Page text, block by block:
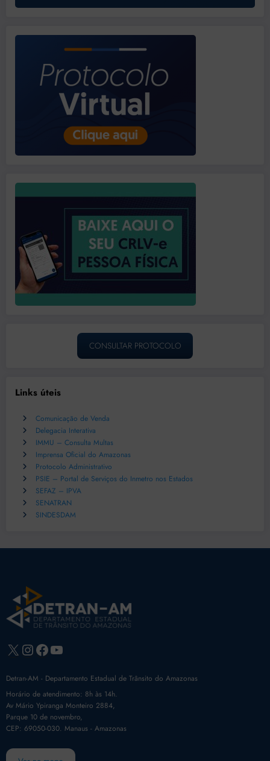
CONSULTAR PROTOCOLO
Links úteis
Comunicação de Venda
Delegacia Interativa
IMMU – Consulta Multas
Imprensa Oficial do Amazonas
Protocolo Administrativo
PSIE – Portal de Serviços do Inmetro nos Estados
SEFAZ – IPVA
SENATRAN
SINDESDAM
X Instagram
Facebook
Youtube
Detran-AM - Departamento Estadual de Trânsito do Amazonas
Horário de atendimento: 8h às 14h.
Av Mário Ypiranga Monteiro 2884,
Parque 10 de novembro,
CEP: 69050-030. Manaus - Amazonas